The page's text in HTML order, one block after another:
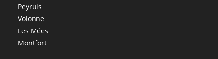
Peyruis
Volonne
Les Mées
Montfort